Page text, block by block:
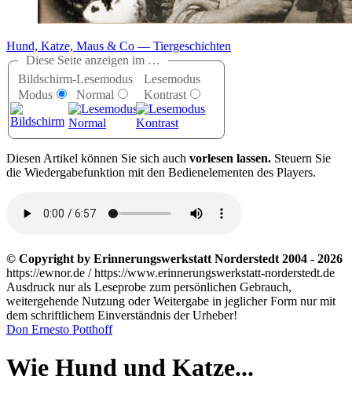
Hund, Katze, Maus & Co — Tiergeschichten
Diese Seite anzeigen im …
Bildschirm-
Modus
Lesemodus
Normal
Lesemodus
Kontrast
Diesen Artikel können Sie sich auch vorlesen lassen. Steuern Sie
die Wiedergabefunktion mit den Bedienelementen des Players.
© Copyright by Erinnerungswerkstatt Norderstedt 2004 - 2026
https://ewnor.de / https://www.erinnerungswerkstatt-norderstedt.de
Ausdruck nur als Leseprobe zum persönlichen Gebrauch,
weitergehende Nutzung oder Weitergabe in jeglicher Form nur mit
dem schriftlichem Einverständnis der Urheber!
Don Ernesto Potthoff
Wie Hund und Katze...